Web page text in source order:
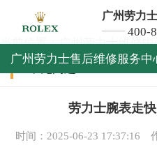
广州劳力
400-
广州劳力士售后维修服务
当前位置：广州劳力士维修中
常见问题
劳力士腕表走
时间：2025-06-23 17:37:16